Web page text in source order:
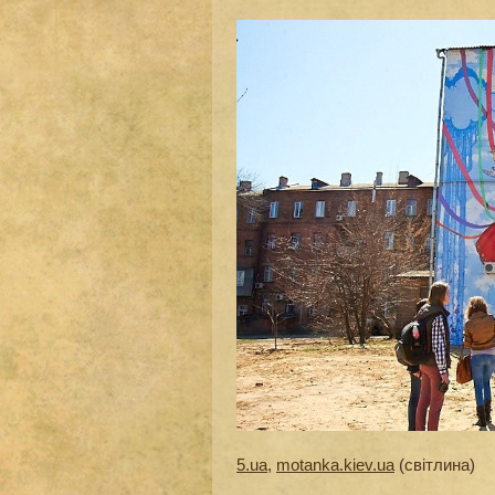
5.ua, motanka.kiev.ua (світлина)